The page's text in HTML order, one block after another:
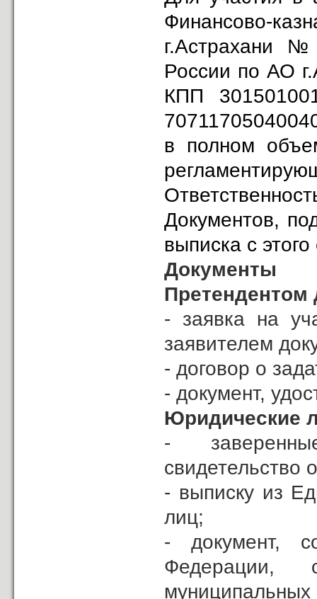
Финансово-
г.Астрахани
России по АО
КПП
в полном
Документов,
выписка с этого
Документы
Претендентом
- заявка на
заявителем
- договор о
- документ,
Юридические
-
свидетельство
- выписку из
лиц;
- документ,
Федерации,